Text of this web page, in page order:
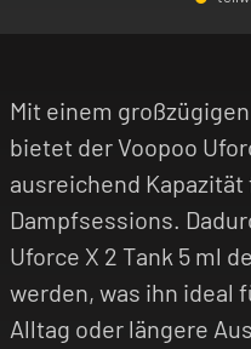
Mit einem
bietet der Voopoo
ausreichend
Dampfsessions.
Uforce X 2 Tank 5 ml
werden, was ihn ideal
Alltag oder längere